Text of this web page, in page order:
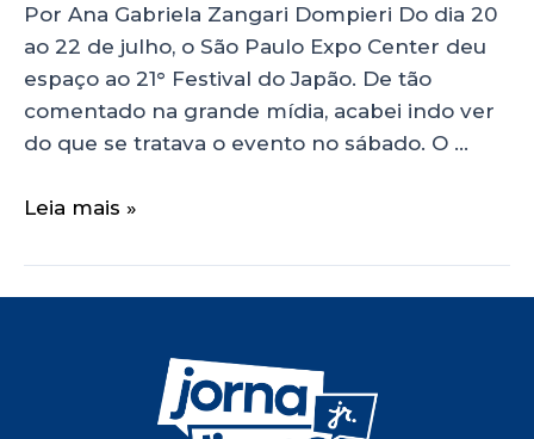
Por Ana Gabriela Zangari Dompieri Do dia 20
ao 22 de julho, o São Paulo Expo Center deu
espaço ao 21° Festival do Japão. De tão
comentado na grande mídia, acabei indo ver
do que se tratava o evento no sábado. O …
Leia mais »